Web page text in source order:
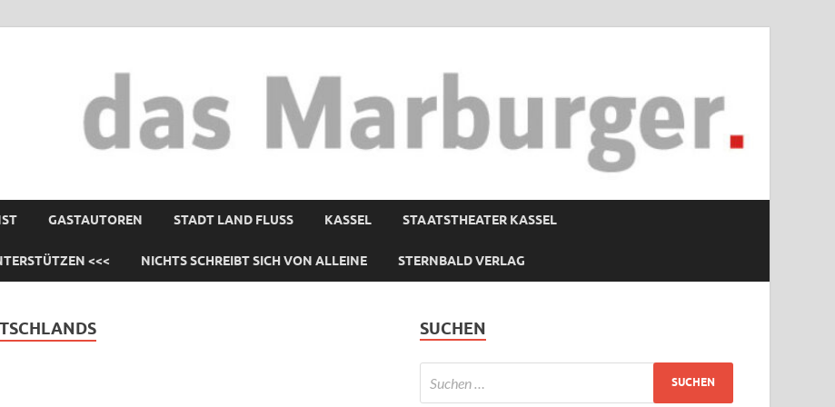
GASTAUTOREN STADT LAND FLUSS KASSEL STAATSTHEATER KASSEL
<<< NICHTS SCHREIBT SICH VON ALLEINE STERNBALD VERLAG
SUCHEN